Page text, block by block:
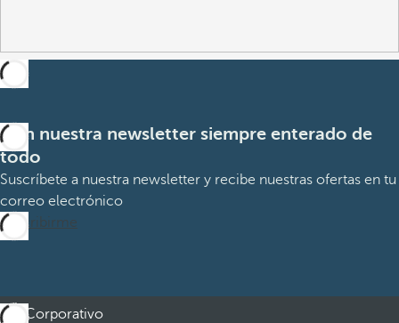
Con nuestra newsletter siempre enterado de
todo
Suscríbete a nuestra newsletter y recibe nuestras ofertas en tu
correo electrónico
Suscribirme
Corporativo